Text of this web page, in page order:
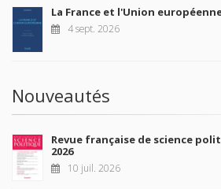
La France et l'Union
4 sept. 2026
Nouveautés
Revue française de science
2026
10 juil. 2026